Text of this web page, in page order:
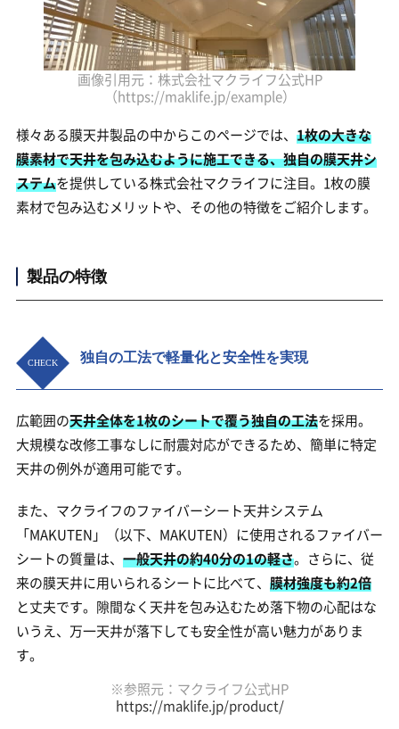
画像引用元：株式会社マクライフ公式HP
（https://maklife.jp/example）
様々ある膜天井製品の中からこのページでは、 1枚の大きな
膜素材で天井を包み込むように施工できる、独自の膜天井シ
ステムを提供している株式会社マクライフに注目。1枚の膜
素材で包み込むメリットや、その他の特徴をご紹介します。
製品の特徴
独自の工法で軽量化と安全性を実現
広範囲の天井全体を1枚のシートで覆う独自の工法を採用。
大規模な改修工事なしに耐震対応ができるため、簡単に特定
天井の例外が適用可能です。
また、マクライフのファイバーシート天井システム
「MAKUTEN」（以下、MAKUTEN）に使用されるファイバー
シートの質量は、 一般天井の約40分の1の軽さ。さらに、従
来の膜天井に用いられるシートに比べて、 膜材強度も約2倍
と丈夫です。隙間なく天井を包み込むため落下物の心配はな
いうえ、万一天井が落下しても安全性が高い魅力がありま
す。
※参照元：マクライフ公式HP
https://maklife.jp/product/